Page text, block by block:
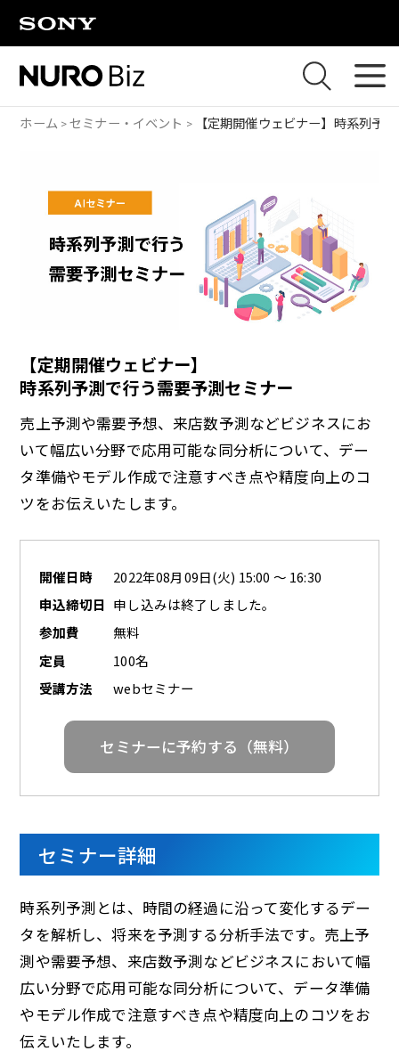
ホーム セミナー・イベント 【定期開催ウェビナー】 時系列予
【定期開催ウェビナー】
時系列予測で行う需要予測セミナー
売上予測や需要予想、来店数予測などビジネスにお
いて幅広い分野で応用可能な同分析について、デー
タ準備やモデル作成で注意すべき点や精度向上のコ
ツをお伝えいたします。
開催日時
2022年08月09日(火) 15:00 ～ 16:30
申込締切日 申し込みは終了しました。
参加費
無料
定員
100名
受講方法
webセミナー
セミナーに予約する（無料）
セミナー詳細
時系列予測とは、時間の経過に沿って変化するデー
タを解析し、将来を予測する分析手法です。売上予
測や需要予想、来店数予測などビジネスにおいて幅
広い分野で応用可能な同分析について、データ準備
やモデル作成で注意すべき点や精度向上のコツをお
伝えいたします。